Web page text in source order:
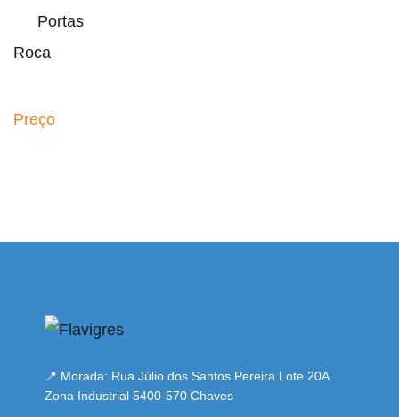
Portas
Roca
Preço
📍 Morada: Rua Júlio dos Santos Pereira Lote 20A
Zona Industrial 5400-570 Chaves